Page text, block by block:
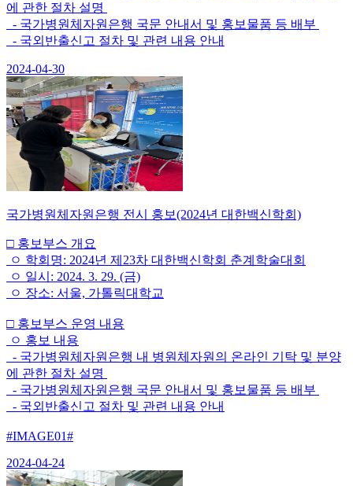
에 관한 절차 설명
- 국가병원체자원은행 국문 안내서 및 홍보물품 등 배부
- 국외반출신고 절차 및 관련 내용 안내
2024-04-30
국가병원체자원은행 전시 홍보(2024년 대한백신학회)
□ 홍보부스 개요
ㅇ 학회명: 2024년 제23차 대한백신학회 춘계학술대회
ㅇ 일시: 2024. 3. 29. (금)
ㅇ 장소: 서울, 가톨릭대학교
□ 홍보부스 운영 내용
ㅇ 홍보 내용
- 국가병원체자원은행 내 병원체자원의 온라인 기탁 및 분양
에 관한 절차 설명
- 국가병원체자원은행 국문 안내서 및 홍보물품 등 배부
- 국외반출신고 절차 및 관련 내용 안내
#IMAGE01#
2024-04-24